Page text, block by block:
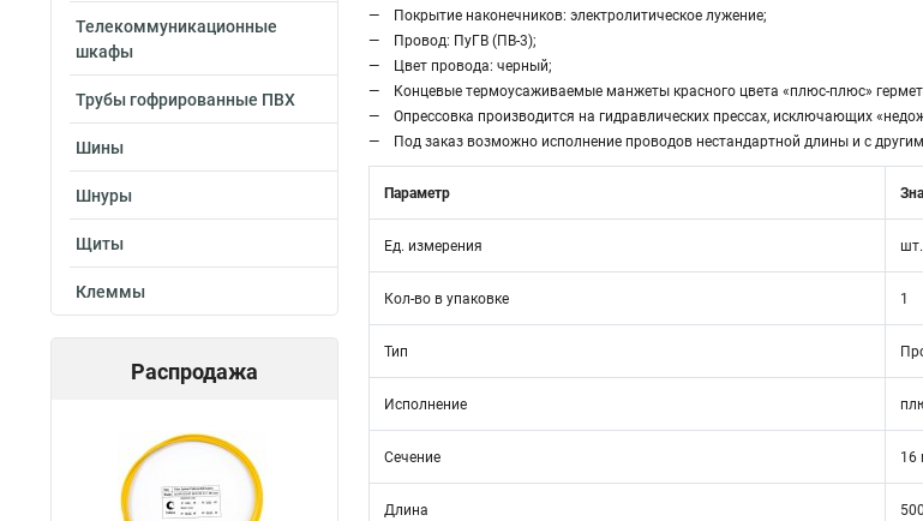
Телекоммуникационные
шкафы
Трубы гофрированные ПВХ
Шины
Шнуры
Щиты
Клеммы
Распродажа
— Покрытие наконечников: электролитическое лужение;
— Провод: ПуГВ (ПВ-3);
— Цвет провода: черный;
— Концевые термоусаживаемые манжеты красного цвета «плюс-плюс»
— Опрессовка производится на гидравлических прессах, исключающих
— Под заказ возможно исполнение проводов нестандартной длины и с
Параметр
Ед. измерения шт.
Кол-во в упаковке 1
Тип
Исполнение
Сечение 16
Длина